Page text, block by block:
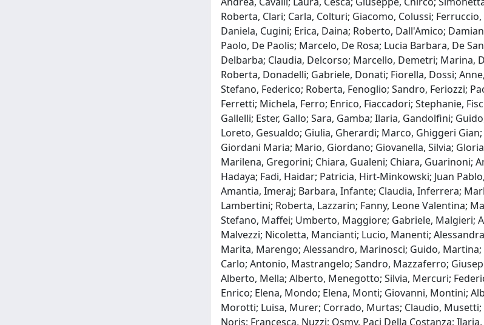
Roberta, Clari; Carla, Colturi; Giacomo, Colussi;
Daniela, Cugini; Erica, Daina; Roberto, Dall'Amico;
Paolo, De Paolis; Marcelo, De Rosa; Lucia Barbara, De
Delbarba; Claudia, Delcorso; Marcello, Demetri; Marina,
Roberta, Donadelli; Gabriele, Donati; Fiorella, Dossi;
Stefano, Federico; Roberta, Fenoglio; Sandro, Feriozzi;
Ferretti; Michela, Ferro; Enrico, Fiaccadori; Stephanie,
Gallelli; Ester, Gallo; Sara, Gamba; Ilaria, Gandolfini;
Loreto, Gesualdo; Giulia, Gherardi; Marco, Ghiggeri
Giordani Maria; Mario, Giordano; Giovanella, Silvia;
Marilena, Gregorini; Chiara, Gualeni; Chiara, Guarinoni;
Hadaya; Fadi, Haidar; Patricia, Hirt-Minkowski; Juan
Amantia, Imeraj; Barbara, Infante; Claudia, Inferrera;
Lambertini; Roberta, Lazzarin; Fanny, Leone Valentina;
Stefano, Maffei; Umberto, Maggiore; Gabriele, Malgieri;
Malvezzi; Nicoletta, Mancianti; Lucio, Manenti;
Marita, Marengo; Alessandro, Marinosci; Guido,
Carlo; Antonio, Mastrangelo; Sandro, Mazzaferro;
Alberto, Mella; Alberto, Menegotto; Silvia, Mercuri;
Enrico; Elena, Mondo; Elena, Monti; Giovanni, Montini;
Morotti; Luisa, Murer; Corrado, Murtas; Claudio,
Noris; Francesca, Nuzzi; Osmy, Paci Della Costanza;